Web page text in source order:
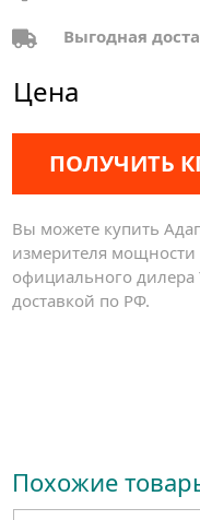
Выгодная
Цена
ПОЛУЧИТЬ
Вы можете купить
измерителя мощности
официального дилера
доставкой по РФ.
Похожие